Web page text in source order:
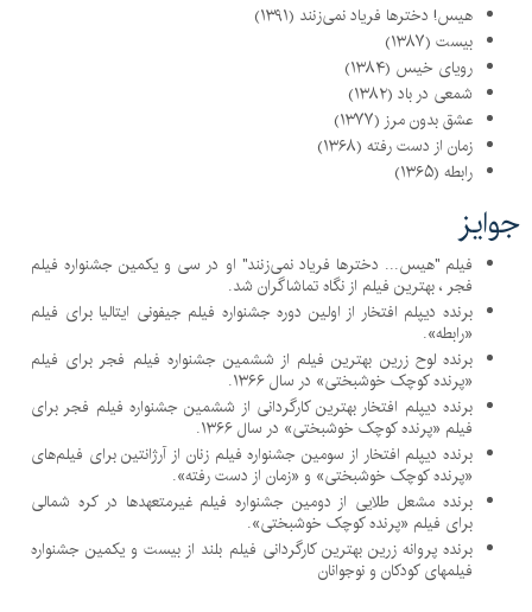
هیس! دخترها فریاد نمی‌زنند (۱۳۹۱)
بیست (۱۳۸۷)
رویای خیس (۱۳۸۴)
شمعی در باد (۱۳۸۲)
عشق بدون مرز (۱۳۷۷)
زمان از دست رفته (۱۳۶۸)
رابطه (۱۳۶۵)
جوایز
فیلم "هیس... دخترها فریاد نمی‌زنند" او در سی و یکمین جشنواره فیلم
فجر ، بهترین فیلم از نگاه تماشاگران شد.
برنده دیپلم افتخار از اولین دوره جشنواره فیلم جیفونی ایتالیا برای فیلم
«رابطه».
برنده لوح زرین بهترین فیلم از ششمین جشنواره فیلم فجر برای فیلم
«پرنده کوچک خوشبختی» در سال ۱۳۶۶.
برنده دیپلم افتخار بهترین کارگردانی از ششمین جشنواره فیلم فجر برای
فیلم «پرنده کوچک خوشبختی» در سال ۱۳۶۶.
برنده دیپلم افتخار از سومین جشنواره فیلم زنان از آرژانتین برای فیلم‌های
«پرنده کوچک خوشبختی» و «زمان از دست رفته».
برنده مشعل طلایی از دومین جشنواره فیلم غیرمتعهدها در کره شمالی
برای فیلم «پرنده کوچک خوشبختی».
برنده پروانه زرین بهترین کارگردانی فیلم بلند از بیست و یکمین جشنواره
فیلمهای کودکان و نوجوانان